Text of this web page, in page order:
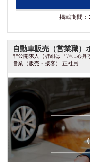
掲載期間
自動車販売（営業職）
非公開求人（詳細は『Web応
営業（販売・接客） 正社員